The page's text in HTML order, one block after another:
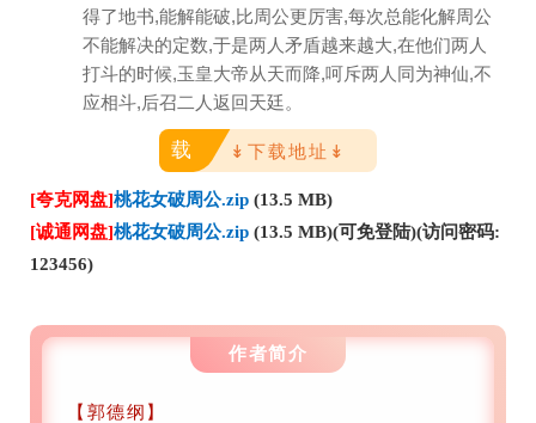
得了地书,能解能破,比周公更厉害,每次总能化解周公
不能解决的定数,于是两人矛盾越来越大,在他们两人
打斗的时候,玉皇大帝从天而降,呵斥两人同为神仙,不
应相斗,后召二人返回天廷。
载 ↡下载地址↡
[夸克网盘]桃花女破周公.zip (13.5 MB)
[诚通网盘]桃花女破周公.zip (13.5 MB)(可免登陆)(访问密码:
123456)
作者简介
【郭德纲】